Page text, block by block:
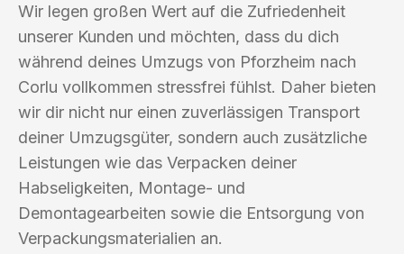
Wir legen großen Wert auf die Zufriedenheit
unserer Kunden und möchten, dass du dich
während deines Umzugs von Pforzheim nach
Corlu vollkommen stressfrei fühlst. Daher bieten
wir dir nicht nur einen zuverlässigen Transport
deiner Umzugsgüter, sondern auch zusätzliche
Leistungen wie das Verpacken deiner
Habseligkeiten, Montage- und
Demontagearbeiten sowie die Entsorgung von
Verpackungsmaterialien an.